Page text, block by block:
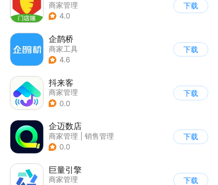
商家管理
4.0
下载
企鹊桥
商家工具
4.6
下载
抖来客
商家管理
0.0
下载
企迈数店
商家管理
销售管理
0.0
下载
巨量引擎
商家管理
下载